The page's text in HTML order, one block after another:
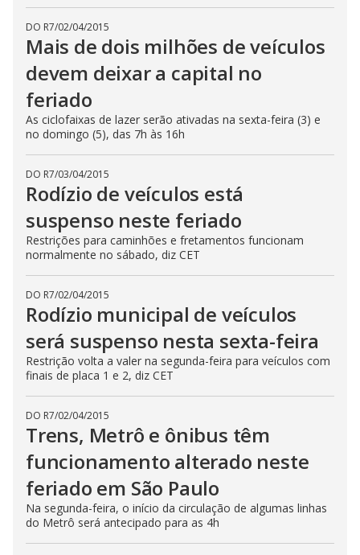
DO R7/02/04/2015
Mais de dois milhões de veículos
devem deixar a capital no
feriado
As ciclofaixas de lazer serão ativadas na sexta-feira (3) e
no domingo (5), das 7h às 16h
DO R7/03/04/2015
Rodízio de veículos está
suspenso neste feriado
Restrições para caminhões e fretamentos funcionam
normalmente no sábado, diz CET
DO R7/02/04/2015
Rodízio municipal de veículos
será suspenso nesta sexta-feira
Restrição volta a valer na segunda-feira para veículos com
finais de placa 1 e 2, diz CET
DO R7/02/04/2015
Trens, Metrô e ônibus têm
funcionamento alterado neste
feriado em São Paulo
Na segunda-feira, o início da circulação de algumas linhas
do Metrô será antecipado para as 4h